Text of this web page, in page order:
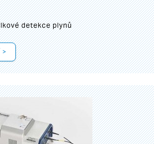
detekce plynů
>